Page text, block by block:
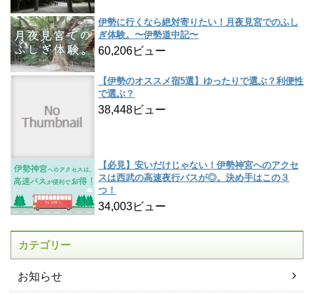
伊勢に行くなら絶対寄りたい！月夜見宮でのふし
ぎ体験。〜伊勢道中記〜
60,206ビュー
【伊勢のオススメ宿5選】ゆったりで選ぶ？利便性
で選ぶ？
38,448ビュー
【必見】安いだけじゃない！伊勢神宮へのアクセ
スは西武の高速夜行バスが◎。決め手はこの３
つ！
34,003ビュー
カテゴリー
お知らせ